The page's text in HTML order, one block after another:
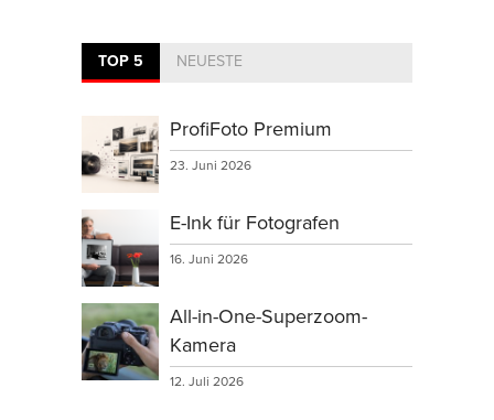
TOP 5 NEUESTE
ProfiFoto Premium
23. Juni 2026
E-Ink für Fotografen
16. Juni 2026
All-in-One-Superzoom-
Kamera
12. Juli 2026